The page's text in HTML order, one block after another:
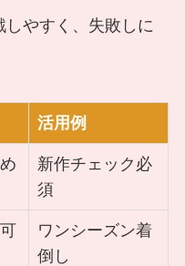
やすく、失敗しに
活用例
新作チェック必
須
ワンシーズン着
倒し